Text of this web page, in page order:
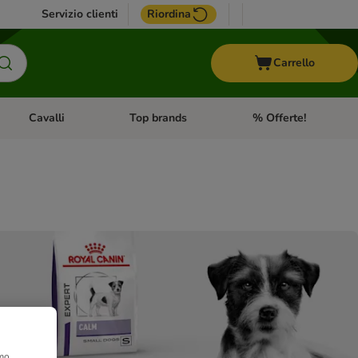
Servizio clienti Riordina
Carrello
Apri Menu Categoria: Acquaristica
Cavalli Apri Menu Categoria: Cavalli
Top brands Apri Menu Categoria:
% Offerte!